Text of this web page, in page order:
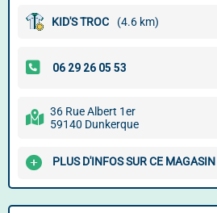
KID'S TROC (4.6 km)
36 Rue Albert 1er
59140 Dunkerque
PLUS D'INFOS SUR CE MAGASIN